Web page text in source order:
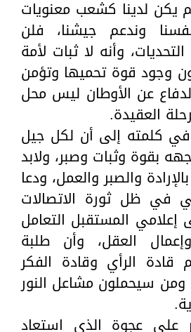
لم يكن لدينا كشعب معنويات
وندعم جيشنا، فلن
وأنه لا ثبات لأمة
وجود قوة تحميها وتؤمن
عن الأوطان ليس محل
العقيدة.
كلمته إلى أن لكل جيل
بقوة وثبات وصبر، ولابد
والصبر والعمل، ودعا
في ظل ثورة الاتصالات
إعلامي المستقبل التعامل
العقل، وأن طلبة
قادة الرأي وقادة الفكر
ومن سيحملون مشاعل النور
على عجوة الذي استعاد